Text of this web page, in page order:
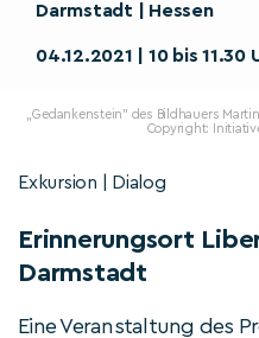
Darmstadt | Hessen
04.12.2021 | 10 bis 11.30
„Gedankenstein" des Bildhauers
Copyright:
Exkursion | Dialog
Erinnerungsort
Darmstadt
Eine Veranstaltung des